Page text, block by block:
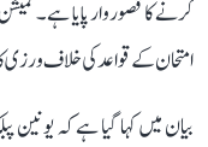
کرنے کا قصوروار پایا ہے۔
امتحان کے قواعد کی خلاف ورزی